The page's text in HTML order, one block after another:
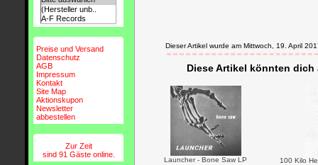
Preise und Versand
Datenschutz
AGB
Impressum
Kontakt
Site Map
Aktionskupon
Newsletter
abbestellen
Zur Zeit
sind 91 Gäste online.
Dieser Artikel wurde am Mittwoch, 19. April
Diese Artikel könnten
Launcher - Bone Saw LP 100 Kilo